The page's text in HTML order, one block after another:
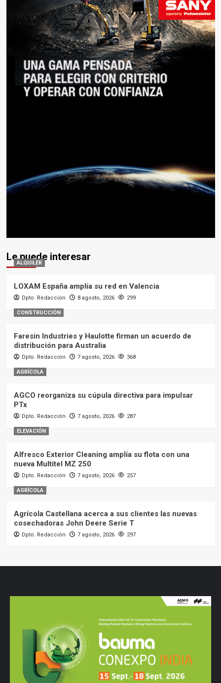
Le puede interesar
ALQUILER
LOXAM España amplía su red en Valencia
Dpto. Redacción 8 agosto, 2026 299
CONSTRUCCIÓN
Faresin Industries y Haulotte firman un acuerdo de
distribución para Australia
Dpto. Redacción 7 agosto, 2026 368
AGRÍCOLA
AGCO reorganiza su cúpula directiva para impulsar
PTx
Dpto. Redacción 7 agosto, 2026 287
ELEVACIÓN
Alfresco Exterior Cleaning amplía su flota con una
nueva Multitel MZ 250
Dpto. Redacción 7 agosto, 2026 257
AGRÍCOLA
Agrícola Castellana acerca a sus clientes las nuevas
cosechadoras John Deere Serie T
Dpto. Redacción 7 agosto, 2026 297